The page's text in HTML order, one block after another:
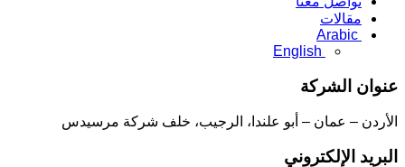
مقالات
Arabic
English
عنوان الشركة
الأردن – عمان – أبو علندا، الرجيب، خلف شركة مرسيدس
البريد الإلكتروني